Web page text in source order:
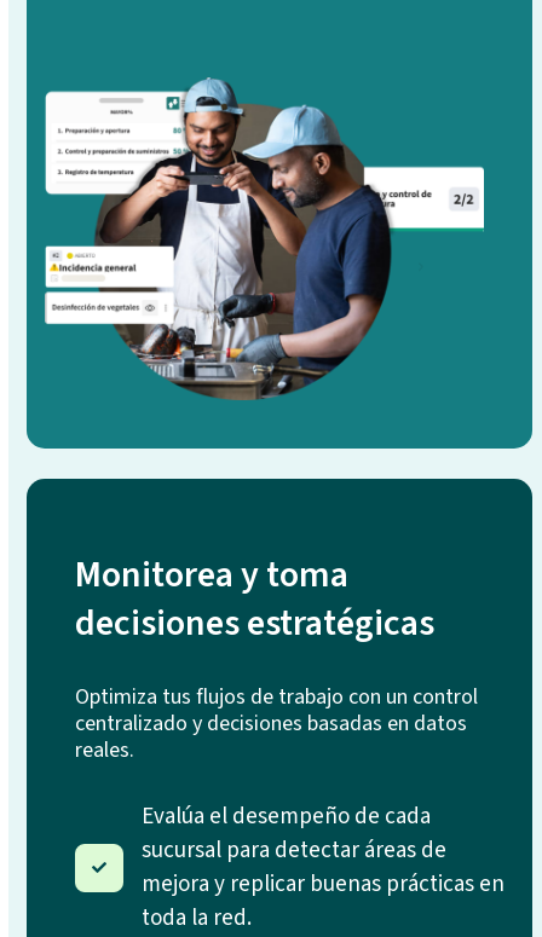
Monitorea y toma
decisiones estratégicas
Optimiza tus flujos de trabajo con un control
centralizado y decisiones basadas en datos
reales.
Evalúa el desempeño de cada
sucursal para detectar áreas de
mejora y replicar buenas prácticas en
toda la red.